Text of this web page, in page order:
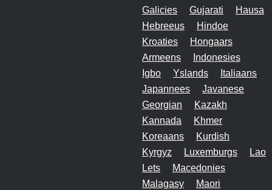
Galicies
Gujarati
Hausa
Hebreeus
Hindoe
Kroaties
Hongaars
Armeens
Indonesies
Igbo
Yslands
Italiaans
Japannees
Javanese
Georgian
Kazakh
Kannada
Khmer
Koreaans
Kurdish
Kyrgyz
Luxemburgs
Lao
Lets
Macedonies
Malagasy
Maori